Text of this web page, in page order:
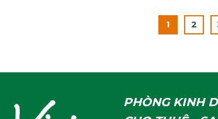
1 2
PHÒNG KINH